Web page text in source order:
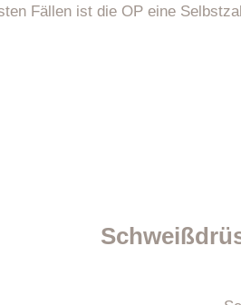
Fällen ist die OP eine